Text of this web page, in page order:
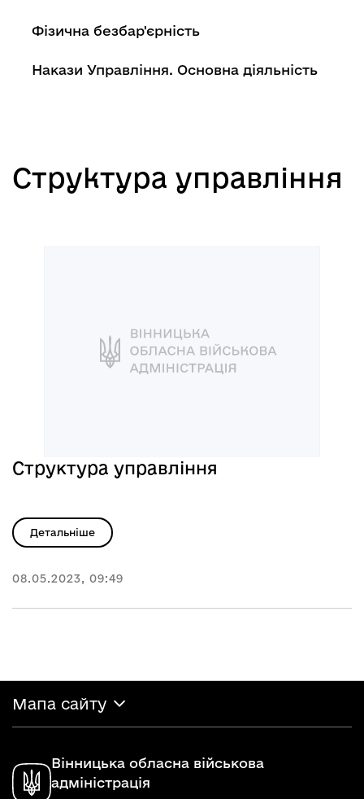
Фізична безбар'єрність
Накази Управління. Основна діяльність
Структура управління
Структура управління
Детальніше
08.05.2023, 09:49
Мапа сайту
Вінницька обласна військова
адміністрація